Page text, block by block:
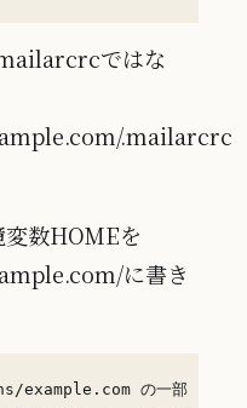
ではな
.mailarcrc
数HOMEを
に書き
example.com の一部